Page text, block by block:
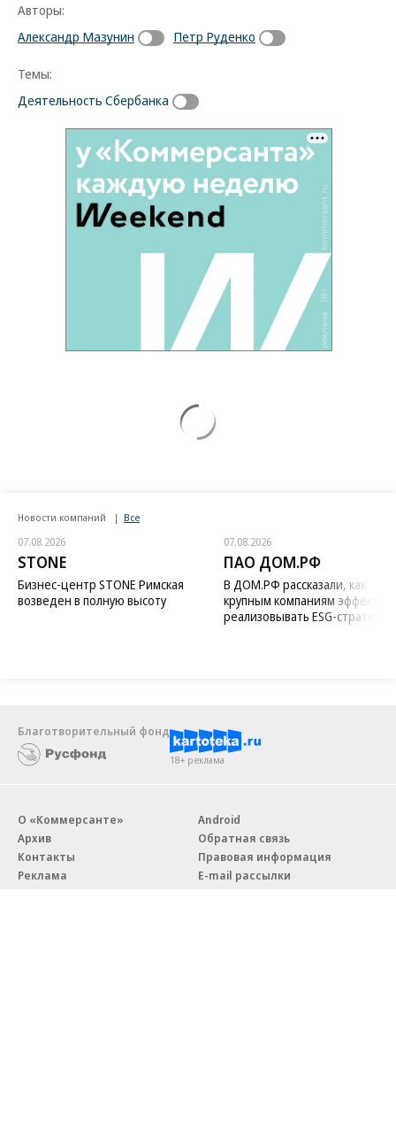
Авторы:
Александр Мазунин
Петр Руденко
Темы:
Деятельность Сбербанка
Новости компаний Все
07.08.2026
STONE
Бизнес-центр STONE Римская
возведен в полную высоту
07.08.2026
ПАО ДОМ.РФ
В ДОМ.РФ рассказали, как
крупным компаниям
реализовывать ESG-стратегию
Благотворительный фонд
18+ реклама
О «Коммерсанте»
Архив
Контакты
Реклама
Android
Обратная связь
Правовая информация
E-mail рассылки